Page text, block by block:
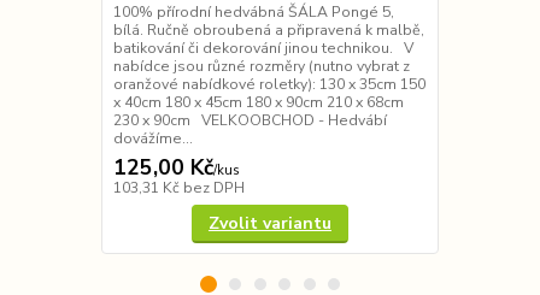
100% přírodní hedvábná ŠÁLA Pongé 5,
bílá. Ručně obroubená a připravená k malbě,
batikování či dekorování jinou technikou. V
nabídce jsou různé rozměry (nutno vybrat z
oranžové nabídkové roletky): 130 x 35cm 150
x 40cm 180 x 45cm 180 x 90cm 210 x 68cm
230 x 90cm VELKOOBCHOD - Hedvábí
dovážíme...
125,00 Kč/kus
103,31 Kč bez DPH
Zvolit variantu